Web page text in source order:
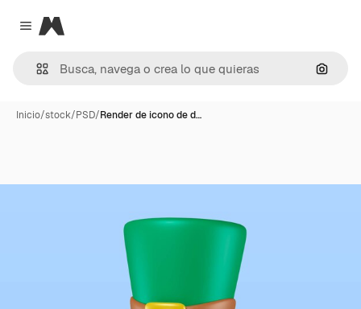
Close menu
Magnific
Inicio/stock/PSD/Render de icono de d…